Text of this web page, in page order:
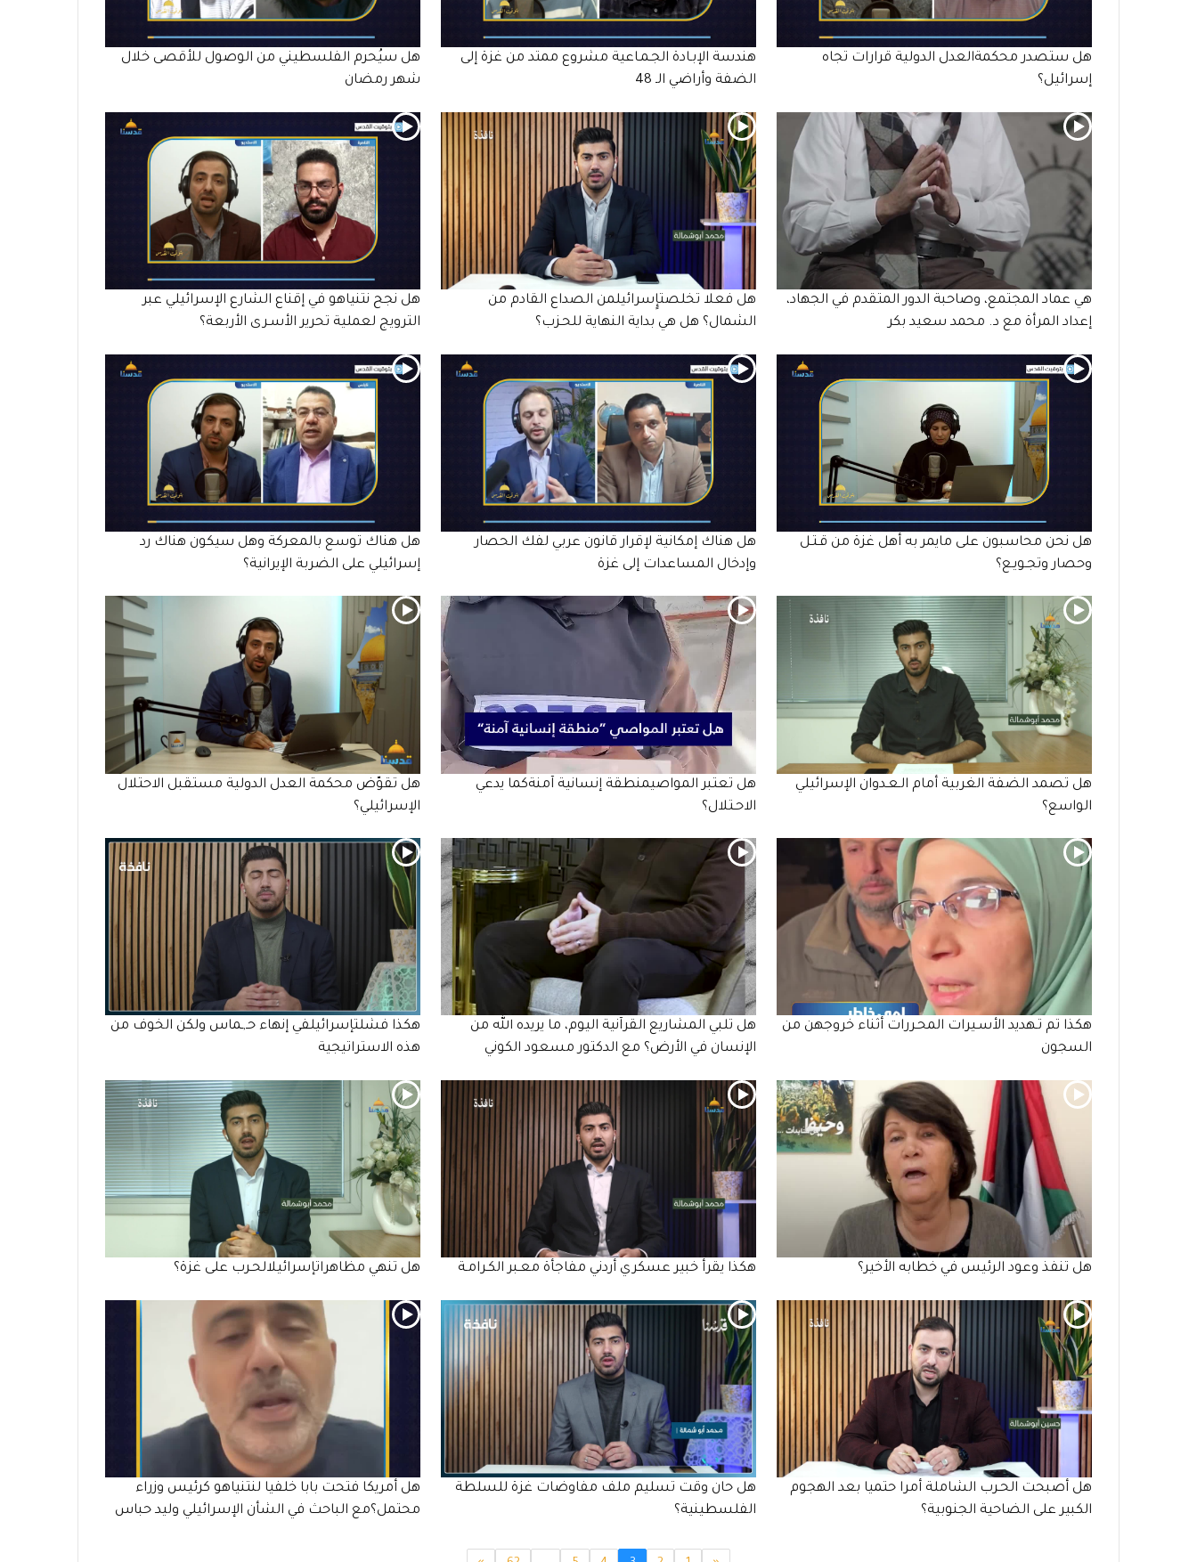
هل ستصدر محكمةالعدل الدولية قرارات تجاه
إسرائيل؟
هندسة الإبـادة الجـمـاعية مشروع ممتد من غزة إلى
الضفة وأراضي الـ 48
هل سيُحرم الفلسطيني من الوصول للأقصى خلال
شهر رمضان
هي عماد المجتمع، وصاحبة الدور المتقدم في الجهاد،
إعداد المرأة مع د. محمد سعيد بكر
هل فعلا تخلصتإٍسرائيلمن الصداع القادم من
الشمال؟ هل هي بداية النهاية للحـزب؟
هل نجح نتنياهو في إقناع الشارع الإسرائيلي عبر
الترويج لعملية تحرير الأسـرى الأربعة؟
هل نحن محاسبون على مايمر به أهل غزة من قـتـل
وحصار وتجـويـع؟
هل هناك إمكانية لإقرار قانون عربي لفك الحصار
وإدخال المساعدات إلى غزة
هل هناك توسع بالمعركة وهل سيكون هناك رد
إسرائيلي على الضربة الإيرانية؟
هل تصمد الضفة الغربية أمام الـعـدوان الإسرائيلي
الواسع؟
هل تعتبر المواصيمنطقة إنسانية آمنةكما يدعي
الاحـتلال؟
هل تقوّض محكمة العدل الدولية مستقبل الاحتلال
الإسرائيلي؟
هكذا تم تـهديد الأسـيرات المحـررات أثناء خروجهن من
السجون
هل تلبي المشاريع القرآنية اليوم، ما يريده الله من
الإنسان في الأرض؟ مع الدكتور مسعود الكوني
هكذا فشلتإسرائيلفي إنهاء حـ,ـماس ولكن الخوف من
هذه الاستراتيجية
هل تنفذ وعود الرئيس في خطابه الأخير؟ هكذا يقرأ خبير عسكري أردني مفاجأة معـبر الكـرامـة هل تنهي مظاهراتإسرائيلالحـرب على غزة؟
هل أصبحت الحـرب الشاملة أمرا حتميا بعد الهجوم
الكبير على الضاحية الجنوبية؟
هل حان وقت تسليم ملف مفاوضات غزة للسلطة
الفلسطينية؟
هل أمريكا فتحت بابا خلفيا لنتنياهو كرئيس وزراء
محتمل؟مع الباحث في الشأن الإسرائيلي وليد حباس